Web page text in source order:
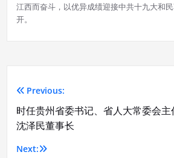
江西而奋斗，以优异成绩迎接中共十九大和
开。
文
章
导
Previous:
时任贵州省委书记、省人大常委会
沈泽民董事长
Next: